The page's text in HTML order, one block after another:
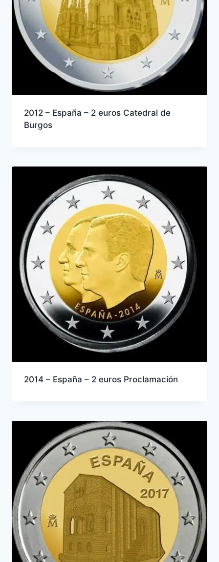
2012 – España – 2 euros Catedral de
Burgos
2014 – España – 2 euros Proclamación